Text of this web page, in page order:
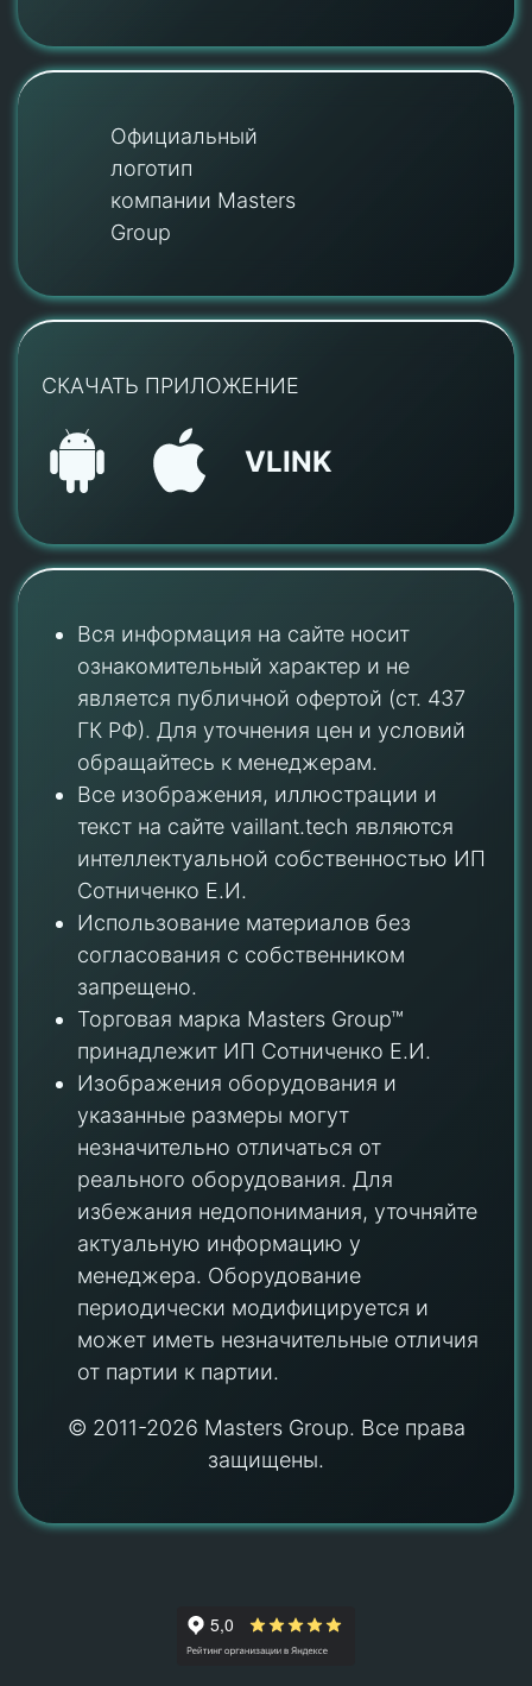
Официальный
логотип
компании Masters
Group
СКАЧАТЬ ПРИЛОЖЕНИЕ
VLINK
Вся информация на сайте носит
ознакомительный характер и не
является публичной офертой (ст. 437
ГК РФ). Для уточнения цен и условий
обращайтесь к менеджерам.
Все изображения, иллюстрации и
текст на сайте vaillant.tech являются
интеллектуальной собственностью ИП
Сотниченко Е.И.
Использование материалов без
согласования с собственником
запрещено.
Торговая марка Masters Group™
принадлежит ИП Сотниченко Е.И.
Изображения оборудования и
указанные размеры могут
незначительно отличаться от
реального оборудования. Для
избежания недопонимания, уточняйте
актуальную информацию у
менеджера. Оборудование
периодически модифицируется и
может иметь незначительные отличия
от партии к партии.
© 2011-2026 Masters Group. Все права
защищены.